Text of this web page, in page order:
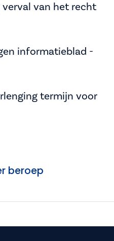
verval van het recht
informatieblad -
termijn voor
beroep